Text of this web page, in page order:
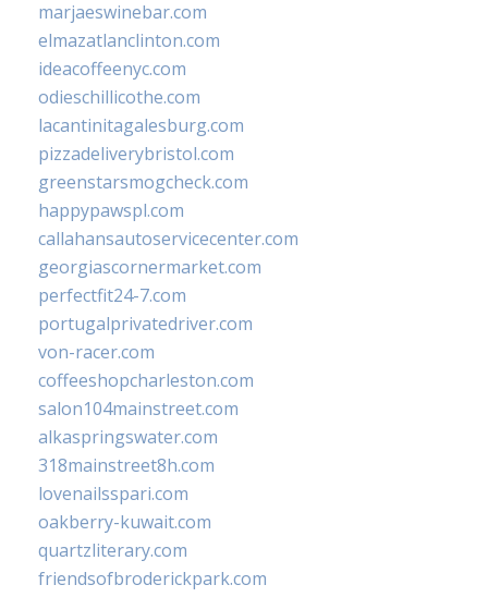
marjaeswinebar.com
elmazatlanclinton.com
ideacoffeenyc.com
odieschillicothe.com
lacantinitagalesburg.com
pizzadeliverybristol.com
greenstarsmogcheck.com
happypawspl.com
callahansautoservicecenter.com
georgiascornermarket.com
perfectfit24-7.com
portugalprivatedriver.com
von-racer.com
coffeeshopcharleston.com
salon104mainstreet.com
alkaspringswater.com
318mainstreet8h.com
lovenailsspari.com
oakberry-kuwait.com
quartzliterary.com
friendsofbroderickpark.com